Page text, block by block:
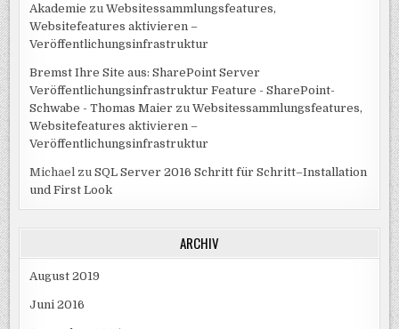
Akademie zuWebsitessammlungsfeatures,
Websitefeatures aktivieren –
Veröffentlichungsinfrastruktur
Bremst Ihre Site aus: SharePoint Server
Veröffentlichungsinfrastruktur Feature - SharePoint-
Schwabe - Thomas Maier zuWebsitessammlungsfeatures,
Websitefeatures aktivieren –
Veröffentlichungsinfrastruktur
Michael zuSQL Server 2016 Schritt für Schritt–Installation
und First Look
ARCHIV
August 2019
Juni 2016